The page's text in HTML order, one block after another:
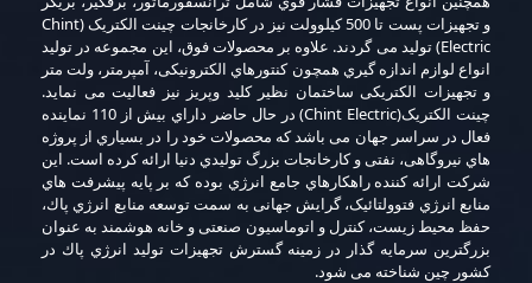
و ﺗﺠﻬﯿﺰات ﭘﺴﺖ ﺗﺎ 500 ﮐﯿﻠﻮوﻟﺖ ﻧﯿﺰ در ﮐﺎرﺧﺎﻧﺠﺎت ﭼﯿﻨﺖ اﻟﮑﺘﺮﯾﮏ (Chint
Electric) ﺗﻮﻟﯿﺪ ﻣﯽ ﮔﺮدﻧﺪ. ﻋﻼوه ﺑﺮ ﻣﺤﺼﻮﻻت ﻓﻮق، اﯾﻦ ﻣﺠﻤﻮﻋﻪ در ﺗﻮﻟﯿﺪ
اﻧﻮاع ﻟﻮازم اﻧﺪازه ﮔﯿﺮي ﻫﻤﭽﻮن ﮐﻨﺘﻮرﻫﺎي اﻟﮑﺘﺮوﻧﯿﮑﯽ، آﻣﭙﺮﻣﺘﺮ، وﻟﺖ ﻣﺘﺮ
و ﺗﺠﻬﯿﺰات اﻟﮑﺘﺮﯾﮑﯽ ﺳﺎﺧﺘﻤﺎن ﻧﻈﯿﺮ ﮐﻠﯿﺪ وﭘﺮﯾﺰ ﻧﯿﺰ ﻓﻌﺎﻟﯿﺖ ﻣﯽ ﻧﻤﺎﯾﺪ.
ﭼﯿﻨﺖ اﻟﮑﺘﺮﯾﮏ(Chint Electric) در ﺣﺎل ﺣﺎﺿﺮ داراي ﺑﯿﺶ از 110 ﻧﻤﺎﯾﻨﺪه
ﻓﻌﺎل در ﺳﺮاﺳﺮ ﺟﻬﺎن ﻣﯽ ﺑﺎﺷﺪ ﮐﻪ ﻣﺤﺼﻮﻻت ﺧﻮد را در ﺑﺴﯿﺎري از ﭘﺮوژه
ﻫﺎي ﻧﯿﺮوﮔﺎﻫﯽ، ﻧﻔﺘﯽ و ﮐﺎرﺧﺎﻧﺠﺎت ﺑﺰرگ ﺗﻮﻟﯿﺪي دﻧﯿﺎ اراﺋﻪ ﮐﺮده اﺳﺖ. اﯾﻦ
ﺷﺮﮐﺖ اراﺋﻪ ﮐﻨﻨﺪه راﻫﮑﺎرﻫﺎي ﺟﺎﻣﻊ اﻧﺮژي ﺑﻮده ﮐﻪ ﺑﺮ ﭘﺎﯾﻪ ﭘﯿﺸﺮﻓﺖ ﻫﺎي
ﻣﻨﺎﺑﻊ اﻧﺮژي ﻓﺘﻮوﻟﺘﺎﺋﯿﮏ، ﮔﺮاﯾﺶ ﺟﻬﺎﻧﯽ ﺑﻪ ﺳﻤﺖ ﺗﻮﺳﻌﻪ ﻣﻨﺎﺑﻊ اﻧﺮژي ﭘﺎك،
ﺣﻔﻆ ﻣﺤﯿﻂ زﯾﺴﺖ، ﮐﻨﺘﺮل و اﺗﻮﻣﺎﺳﯿﻮن ﺻﻨﻌﺘﯽ و ﺧﺎﻧﻪ ﻫﻮﺷﻤﻨﺪ ﺑﻪ ﻋﻨﻮان
ﺑﺰرﮔﺘﺮﯾﻦ ﺳﺮﻣﺎﯾﻪ ﮔﺬار در زﻣﯿﻨﻪ ﮔﺴﺘﺮش ﺗﺠﻬﯿﺰات ﺗﻮﻟﯿﺪ اﻧﺮژي ﭘﺎك در
ﮐﺸﻮر ﭼﯿﻦ ﺷﻨﺎﺧﺘﻪ ﻣﯽ ﺷﻮد.